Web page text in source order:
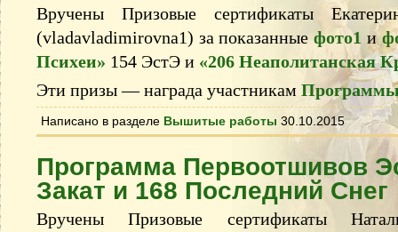
Вручены Призовые сертификаты
(vladavladimirovna1) за показанныефото1 и
Психеи» 154 ЭстЭ и «206 Неаполитанская
Эти призы — награда участникам
Написано в разделе Вышитые работы 30.10.2015
Программа Первоотшивов
Закат и 168 Последний Снег
Вручены Призовые сертификаты